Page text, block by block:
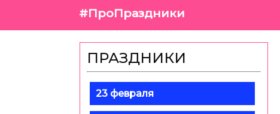
#ПроПраздники
ПРАЗДНИКИ
23 февраля